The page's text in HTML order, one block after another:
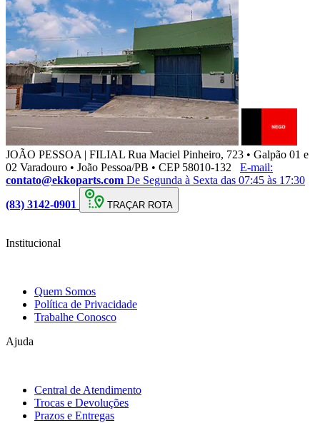
JOÃO PESSOA | FILIAL Rua Maciel Pinheiro, 723 • Galpão 01 e
02 Varadouro • João Pessoa/PB • CEP 58010-132
E-mail:
contato@ekkoparts.com De Segunda à Sexta das 07:45 às 17:30
(83) 3142-0901
TRAÇAR ROTA
Institucional
Quem Somos
Política de Privacidade
Trabalhe Conosco
Ajuda
Central de Atendimento
Trocas e Devoluções
Prazos e Entregas